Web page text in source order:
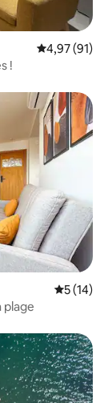
Évaluation
4,97 (91)
!
5 (14)
plage